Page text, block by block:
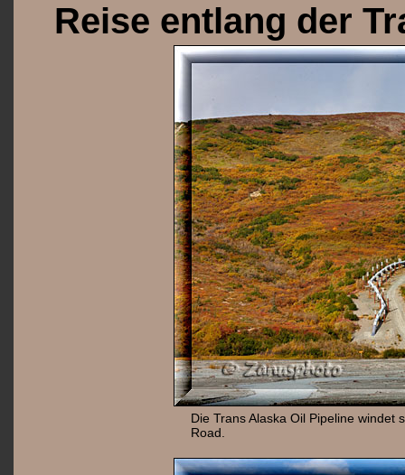
Reise entlang der
Die Trans Alaska Oil Pipeline windet
Road.